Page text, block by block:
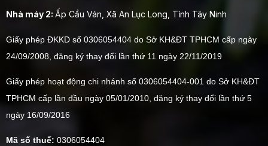
Nhà máy 2: Ấp Cầu Ván, Xã An Lục Long, Tỉnh Tây Ninh
Giấy phép ĐKKD số 0306054404 do Sở KH&ĐT TPHCM cấp ngày
24/09/2008, đăng ký thay đổi lần thứ 11 ngày 22/11/2019
Giấy phép hoạt động chi nhánh số 0306054404-001 do Sở KH&ĐT
TPHCM cấp lần đầu ngày 05/01/2010, đăng ký thay đổi lần thứ 5
ngày 16/09/2016
Mã số thuế: 0306054404